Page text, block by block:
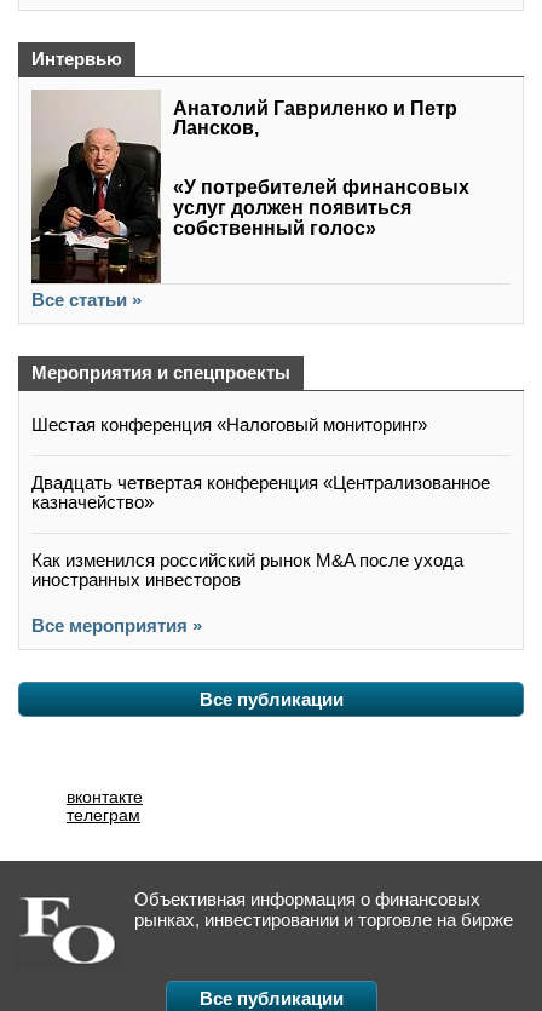
Интервью
Анатолий Гавриленко и Петр
Лансков,
«У потребителей финансовых
услуг должен появиться
собственный голос»
Все статьи »
Мероприятия и спецпроекты
Шестая конференция «Налоговый мониторинг»
Двадцать четвертая конференция «Централизованное
казначейство»
Как изменился российский рынок M&A после ухода
иностранных инвесторов
Все мероприятия »
Все публикации
вконтакте
телеграм
Объективная информация о финансовых
рынках, инвестировании и торговле на бирже
Все публикации